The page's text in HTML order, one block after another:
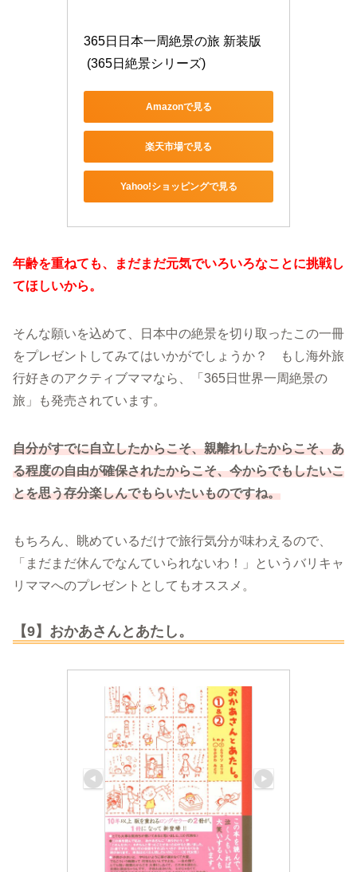
365日日本一周絶景の旅 新装版
(365日絶景シリーズ)
Amazonで見る
楽天市場で見る
Yahoo!ショッピングで見る
年齢を重ねても、まだまだ元気でいろいろなことに挑戦し
てほしいから。
そんな願いを込めて、日本中の絶景を切り取ったこの一冊
をプレゼントしてみてはいかがでしょうか？ もし海外旅
行好きのアクティブママなら、「365日世界一周絶景の
旅」も発売されています。
自分がすでに自立したからこそ、親離れしたからこそ、あ
る程度の自由が確保されたからこそ、今からでもしたいこ
とを思う存分楽しんでもらいたいものですね。
もちろん、眺めているだけで旅行気分が味わえるので、
「まだまだ休んでなんていられないわ！」というバリキャ
リママへのプレゼントとしてもオススメ。
【9】おかあさんとあたし。